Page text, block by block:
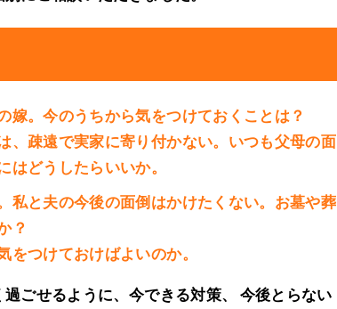
嫁。今のうちから気をつけておくことは？
、疎遠で実家に寄り付かない。いつも父母の面
どうしたらいいか。
私と夫の今後の面倒はかけたくない。お墓や葬
？
つけておけばよいのか。
ごせるように、今できる対策、 今後とらない